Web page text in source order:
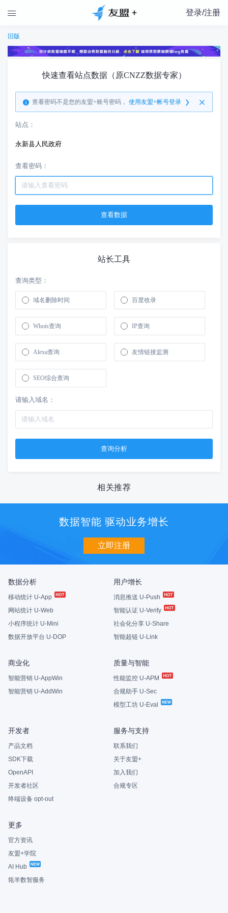
 登录/注册
旧版
快速查看站点数据（原CNZZ数据专家）
查看密码不是您的友盟+账号密码， 使用友盟+帐号登录
站点：
永新县人民政府
查看密码：
站长工具
查询类型：
域名删除时间 百度收录
Whois查询 IP查询
Alexa查询 友情链接监测
SEO综合查询
请输入域名：
相关推荐
数据智能 驱动业务增长
立即注册
数据分析
移动统计 U-App
网站统计 U-Web
小程序统计 U-Mini
数据开放平台 U-DOP
用户增长
消息推送 U-Push
智能认证 U-Verify
社会化分享 U-Share
智能超链 U-Link
商业化
智能营销 U-AppWin
智能营销 U-AddWin
质量与智能
性能监控 U-APM
合规助手 U-Sec
模型工坊 U-Eval
开发者
产品文档
SDK下载
OpenAPI
开发者社区
终端设备 opt-out
服务与支持
联系我们
关于友盟+
加入我们
合规专区
更多
官方资讯
友盟+学院
AI Hub
瓴羊数智服务